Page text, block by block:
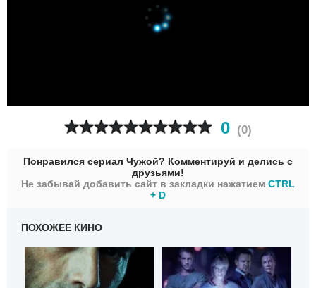
0 (0)
Понравился сериал Чужой? Комментируй и делись с
друзьями!
Не забывай добавить сайт в закладки нажатием CTRL
+ D
ПОХОЖЕЕ КИНО